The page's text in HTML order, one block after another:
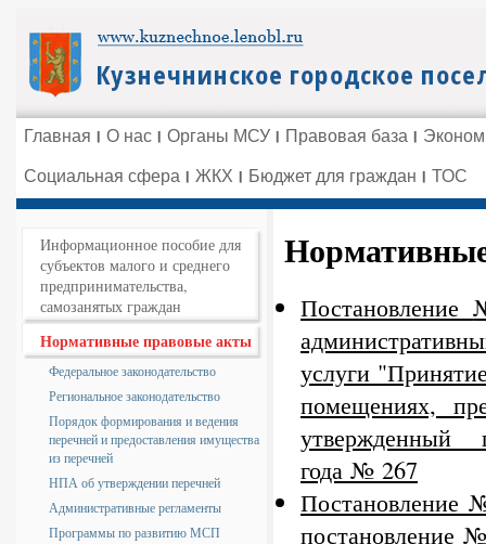
Главная О нас Органы МСУ Правовая база
Социальная сфера ЖКХ Бюджет для граждан ТОС
Информационное пособие для
субъектов малого и среднего
предпринимательства,
самозанятых граждан
Нормативные правовые акты
Федеральное законодательство
Региональное законодательство
Порядок формирования и ведения
перечней и предоставления имущества
из перечней
НПА об утверждении перечней
Административные регламенты
Программы по развитию МСП
Постановление
услуги
помещениях,
утвержденный
года № 267
Постановление
постановление